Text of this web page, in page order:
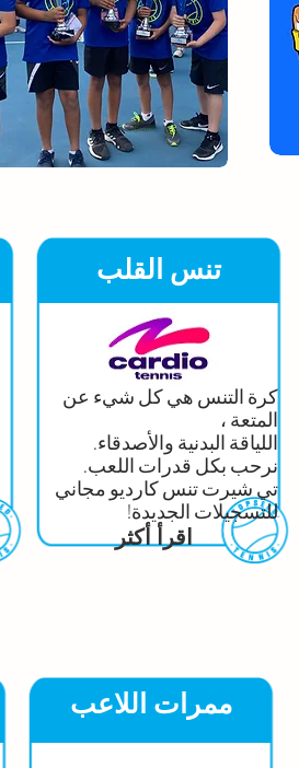
تنس القلب
كرة التنس هي كل شيء عن
المتعة ،
اللياقة البدنية والأصدقاء.
نرحب بكل قدرات اللعب.
تي شيرت تنس كارديو مجاني
للتسجيلات الجديدة!
اقرأ أكثر
ممرات اللاعب